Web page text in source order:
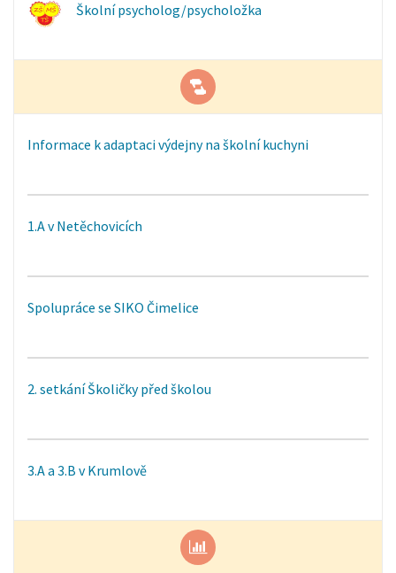
Školní psycholog/psycholožka
Informace k adaptaci výdejny na školní kuchyni
1.A v Netěchovicích
Spolupráce se SIKO Čimelice
2. setkání Školičky před školou
3.A a 3.B v Krumlově